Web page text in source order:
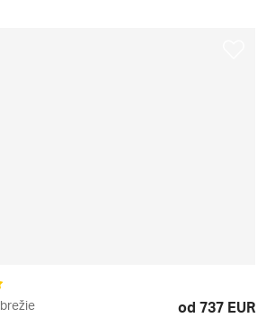
od 737 EUR